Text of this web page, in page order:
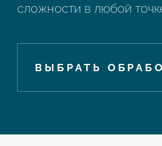
сложности в любой
ВЫБРАТЬ